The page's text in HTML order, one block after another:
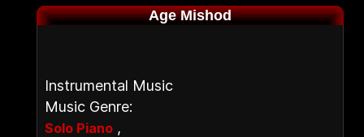
Age Mishod
Instrumental Music
Music Genre:
Solo Piano ,